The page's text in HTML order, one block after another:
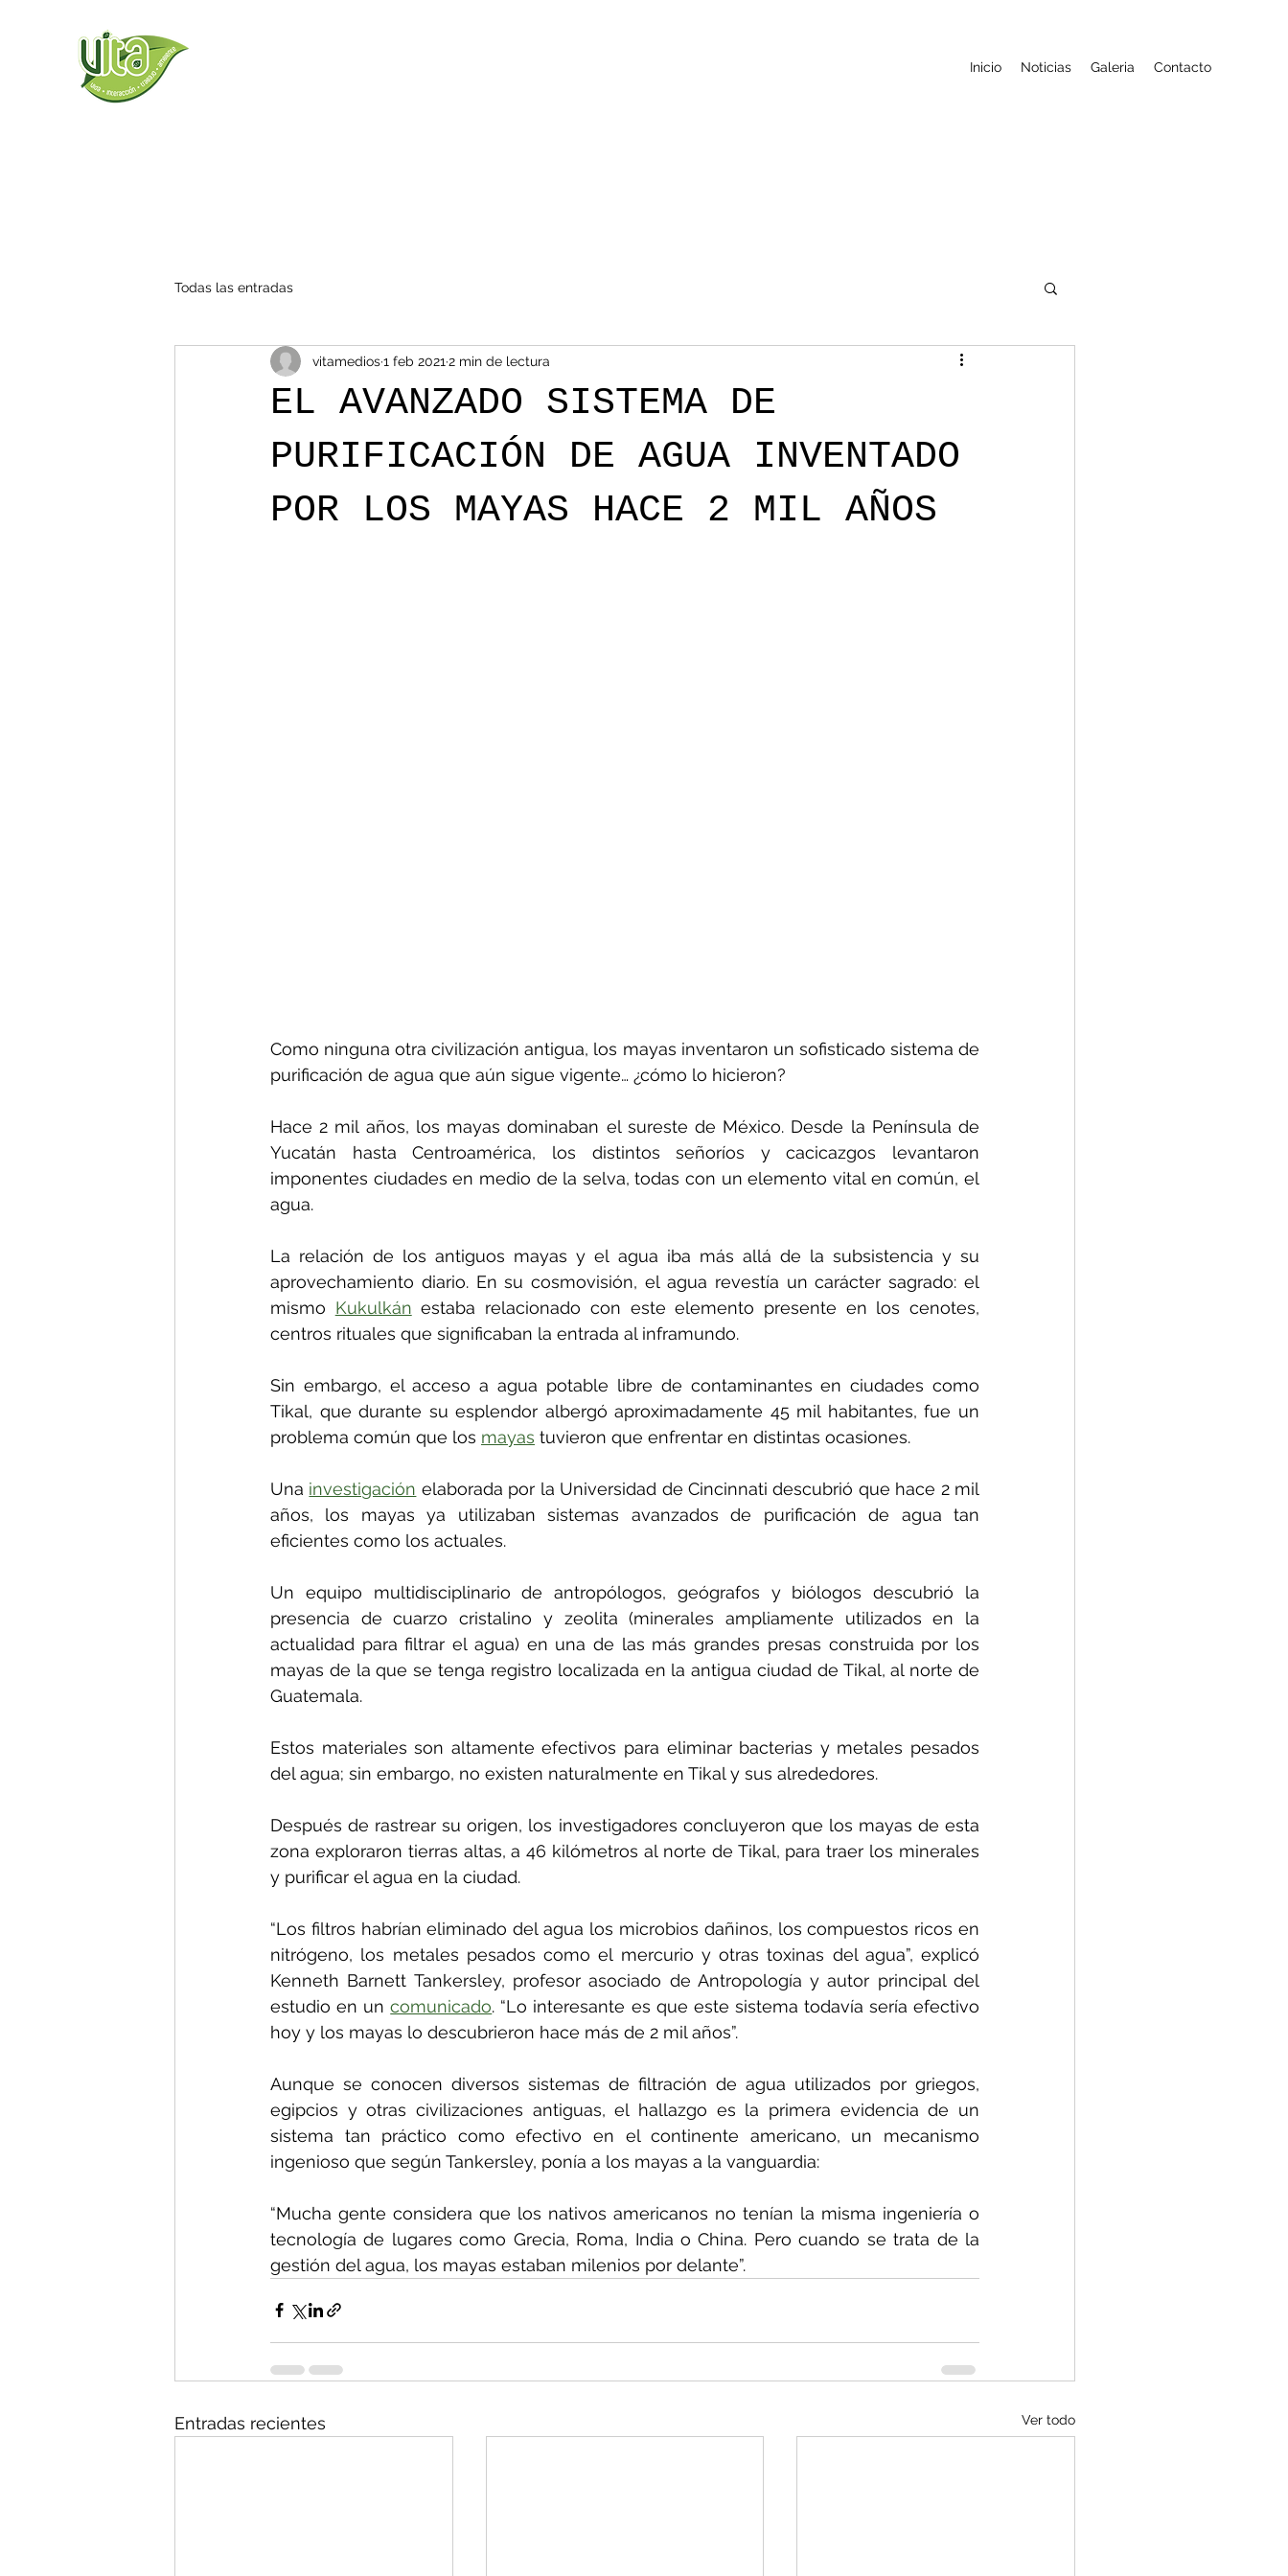
Inicio Noticias Galeria Contacto
Todas las entradas
EL AVANZADO SISTEMA DE
PURIFICACIÓN DE AGUA INVENTADO
POR LOS MAYAS HACE 2 MIL AÑOS
vitamedios1 feb 2021 2 min de lectura
Como ninguna otra civilización antigua, los mayas inventaron un sofisticado sistema de
purificación de agua que aún sigue vigente… ¿cómo lo hicieron?
Hace 2 mil años, los mayas dominaban el sureste de México. Desde la Península de
Yucatán hasta Centroamérica, los distintos señoríos y cacicazgos levantaron
imponentes ciudades en medio de la selva, todas con un elemento vital en común, el
agua.
La relación de los antiguos mayas y el agua iba más allá de la subsistencia y su
aprovechamiento diario. En su cosmovisión, el agua revestía un carácter sagrado: el
mismo Kukulkán estaba relacionado con este elemento presente en los cenotes,
centros rituales que significaban la entrada al inframundo.
Sin embargo, el acceso a agua potable libre de contaminantes en ciudades como
Tikal, que durante su esplendor albergó aproximadamente 45 mil habitantes, fue un
problema común que los mayas tuvieron que enfrentar en distintas ocasiones.
Una investigación elaborada por la Universidad de Cincinnati descubrió que hace 2 mil
años, los mayas ya utilizaban sistemas avanzados de purificación de agua tan
eficientes como los actuales.
Un equipo multidisciplinario de antropólogos, geógrafos y biólogos descubrió la
presencia de cuarzo cristalino y zeolita (minerales ampliamente utilizados en la
actualidad para filtrar el agua) en una de las más grandes presas construida por los
mayas de la que se tenga registro localizada en la antigua ciudad de Tikal, al norte de
Guatemala.
Estos materiales son altamente efectivos para eliminar bacterias y metales pesados
del agua; sin embargo, no existen naturalmente en Tikal y sus alrededores.
Después de rastrear su origen, los investigadores concluyeron que los mayas de esta
zona exploraron tierras altas, a 46 kilómetros al norte de Tikal, para traer los minerales
y purificar el agua en la ciudad.
“Los filtros habrían eliminado del agua los microbios dañinos, los compuestos ricos en
nitrógeno, los metales pesados ​​como el mercurio y otras toxinas del agua”, explicó
Kenneth Barnett Tankersley, profesor asociado de Antropología y autor principal del
estudio en un comunicado. “Lo interesante es que este sistema todavía sería efectivo
hoy y los mayas lo descubrieron hace más de 2 mil años”.
Aunque se conocen diversos sistemas de filtración de agua utilizados por griegos,
egipcios y otras civilizaciones antiguas, el hallazgo es la primera evidencia de un
sistema tan práctico como efectivo en el continente americano, un mecanismo
ingenioso que según Tankersley, ponía a los mayas a la vanguardia:
“Mucha gente considera que los nativos americanos no tenían la misma ingeniería o
tecnología de lugares como Grecia, Roma, India o China. Pero cuando se trata de la
gestión del agua, los mayas estaban milenios por delante”.
Entradas recientes Ver todo